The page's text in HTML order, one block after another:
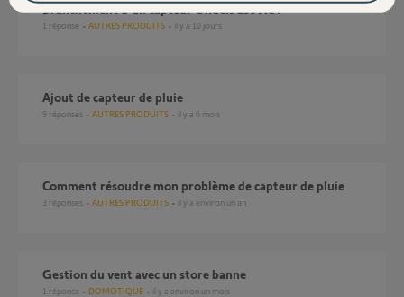
branchement d'un capteur Ondeis 230 AC ?
1 réponse AUTRES PRODUITS il y a 10 jours
Ajout de capteur de pluie
9 réponses AUTRES PRODUITS il y a 6 mois
Comment résoudre mon problème de capteur de pluie
3 réponses AUTRES PRODUITS il y a environ un an
Gestion du vent avec un store banne
1 réponse DOMOTIQUE il y a environ un mois